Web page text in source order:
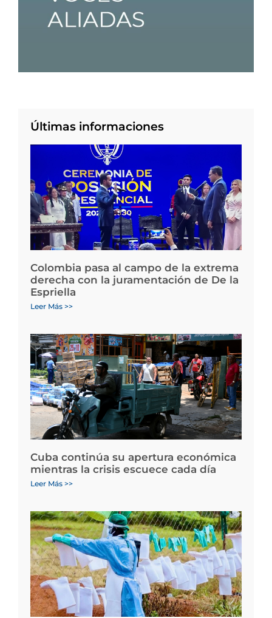
Últimas informaciones
Colombia pasa al campo de la extrema
derecha con la juramentación de De la
Espriella
Leer Más >>
Cuba continúa su apertura económica
mientras la crisis escuece cada día
Leer Más >>